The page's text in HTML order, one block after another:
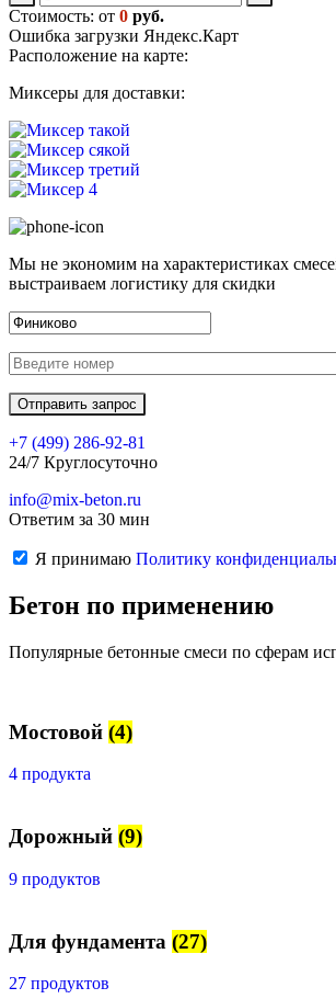
Стоимость: от 0 руб.
Ошибка загрузки Яндекс.Карт
Расположение на карте:
Миксеры для доставки:
Мы не экономим на характеристиках
выстраиваем логистику для скидки
+7 (499) 286-92-81
24/7 Круглосуточно
info@mix-beton.ru
Ответим за 30 мин
Я принимаю Политику
Бетон по применению
Популярные бетонные смеси по сферам
Мостовой (4)
4 продукта
Дорожный (9)
9 продуктов
Для фундамента (27)
27 продуктов